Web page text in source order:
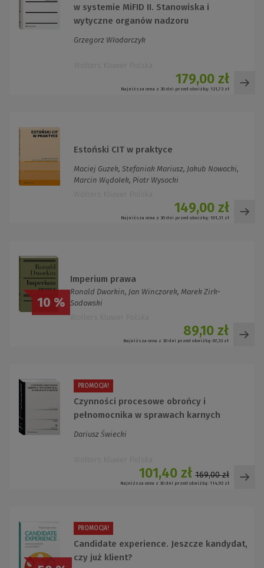
w systemie MiFID II. Stanowiska i
wytyczne organów nadzoru
Grzegorz Włodarczyk
179,00 zł
Najniższa cena z 30 dni przed obniżką: 121,73 zł
Estoński CIT w praktyce
Maciej Guzek, Stefaniak Mariusz, Jakub Nowacki,
Marcin Wądołek, Piotr Wysocki
149,00 zł
Najniższa cena z 30 dni przed obniżką: 101,31 zł
10 %
Imperium prawa
Ronald Dworkin, Jan Winczorek, Marek Zirk-
Sadowski
89,10 zł
Najniższa cena z 30 dni przed obniżką: 67,33 zł
PROMOCJA!
Czynności procesowe obrońcy i
pełnomocnika w sprawach karnych
Dariusz Świecki
101,40 zł
Najniższa cena z 30 dni przed obniżką: 114,92 zł
169,00 zł
PROMOCJA!
Candidate experience. Jeszcze kandydat,
czy już klient?